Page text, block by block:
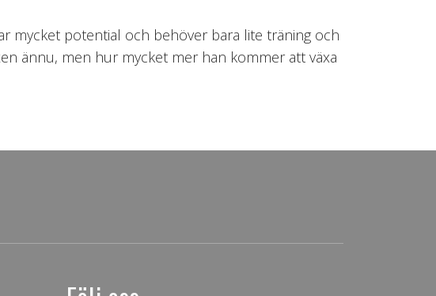
mycket potential och behöver bara lite träning och
ännu, men hur mycket mer han kommer att växa